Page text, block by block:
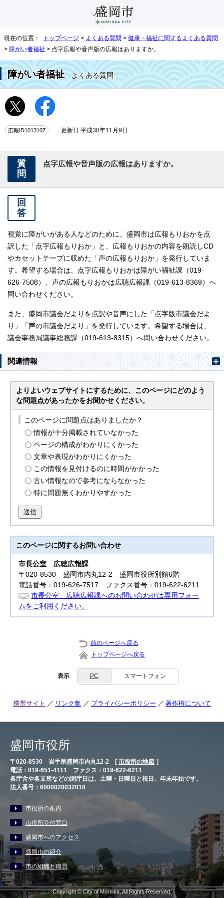
現在の位置： トップページ > よくある質問 > 健康・福祉に関するよくある質問
> 障がい者福祉 > 点字広報や音声版の広報はありますか。
障がい者福祉よくある質問
広報ID1013107 更新日 平成30年11月9日
質
問
点字広報や音声版の広報はありますか。
回
答
視覚に障がいがある人などのために、盛岡市は広報もりおかを点
訳した「点字広報もりおか」と、広報もりおかの内容を朗読しCD
やカセットテープに収めた「声の広報もりおか」を発行していま
す。希望する場合は、点字広報もりおかは障がい福祉課（019-
626-7508）、声の広報もりおかは広聴広報課（019-613-8369）へ
問い合わせください。
また、盛岡市議会だよりを点訳や音声にした「点字版市議会だよ
り」「声の市議会だより」を発行しています。希望する場合は、
議会事務局議事総務課（019-613-8315）へ問い合わせください。
関連情報
よりよいウェブサイトにするために、このページにどのよう
な問題点があったかをお聞かせください。
このページに問題点はありましたか？
情報が十分掲載されていなかった
ページの構成がわかりにくかった
文章や表現がわかりにくかった
この情報を見付けるのに時間がかかった
古い情報なので参考にならなかった
特に問題無くわかりやすかった
送信
このページに関するお問い合わせ
市長公室 広聴広報課
〒020-8530 盛岡市内丸12-2 盛岡市役所別館6階
電話番号：019-626-7517 ファクス番号：019-622-6211
市長公室 広聴広報課へのお問い合わせは専用フォー
ムをご利用ください。
前のページへ戻る
トップページへ戻る
表示 PC スマートフォン
携帯サイト リンク集 プライバシーポリシー 著作権について
盛岡市役所
〒020-8530 岩手県盛岡市内丸12-2 [ 市役所の地図 ］
電話：019-651-4111 ファクス：019-622-6211
各庁舎や各支所などの閉庁日は、土曜・日曜日と祝日、年末年始です。
法人番号：6000020032018
市役所の案内
市役所受付窓口
盛岡市へのアクセス
盛岡市の紹介
市の組織と職員
Copyright © City of Morioka, All Rights Reserved.